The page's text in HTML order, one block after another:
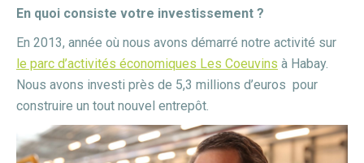
En quoi consiste votre investissement ?
En 2013, année où nous avons démarré notre activité sur
le parc d’activités économiques Les Coeuvins à Habay.
Nous avons investi près de 5,3 millions d’euros pour
construire un tout nouvel entrepôt.